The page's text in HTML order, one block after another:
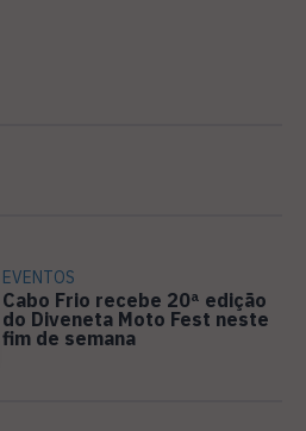
EVENTOS
Cabo Frio recebe 20ª edição
do Diveneta Moto Fest neste
fim de semana